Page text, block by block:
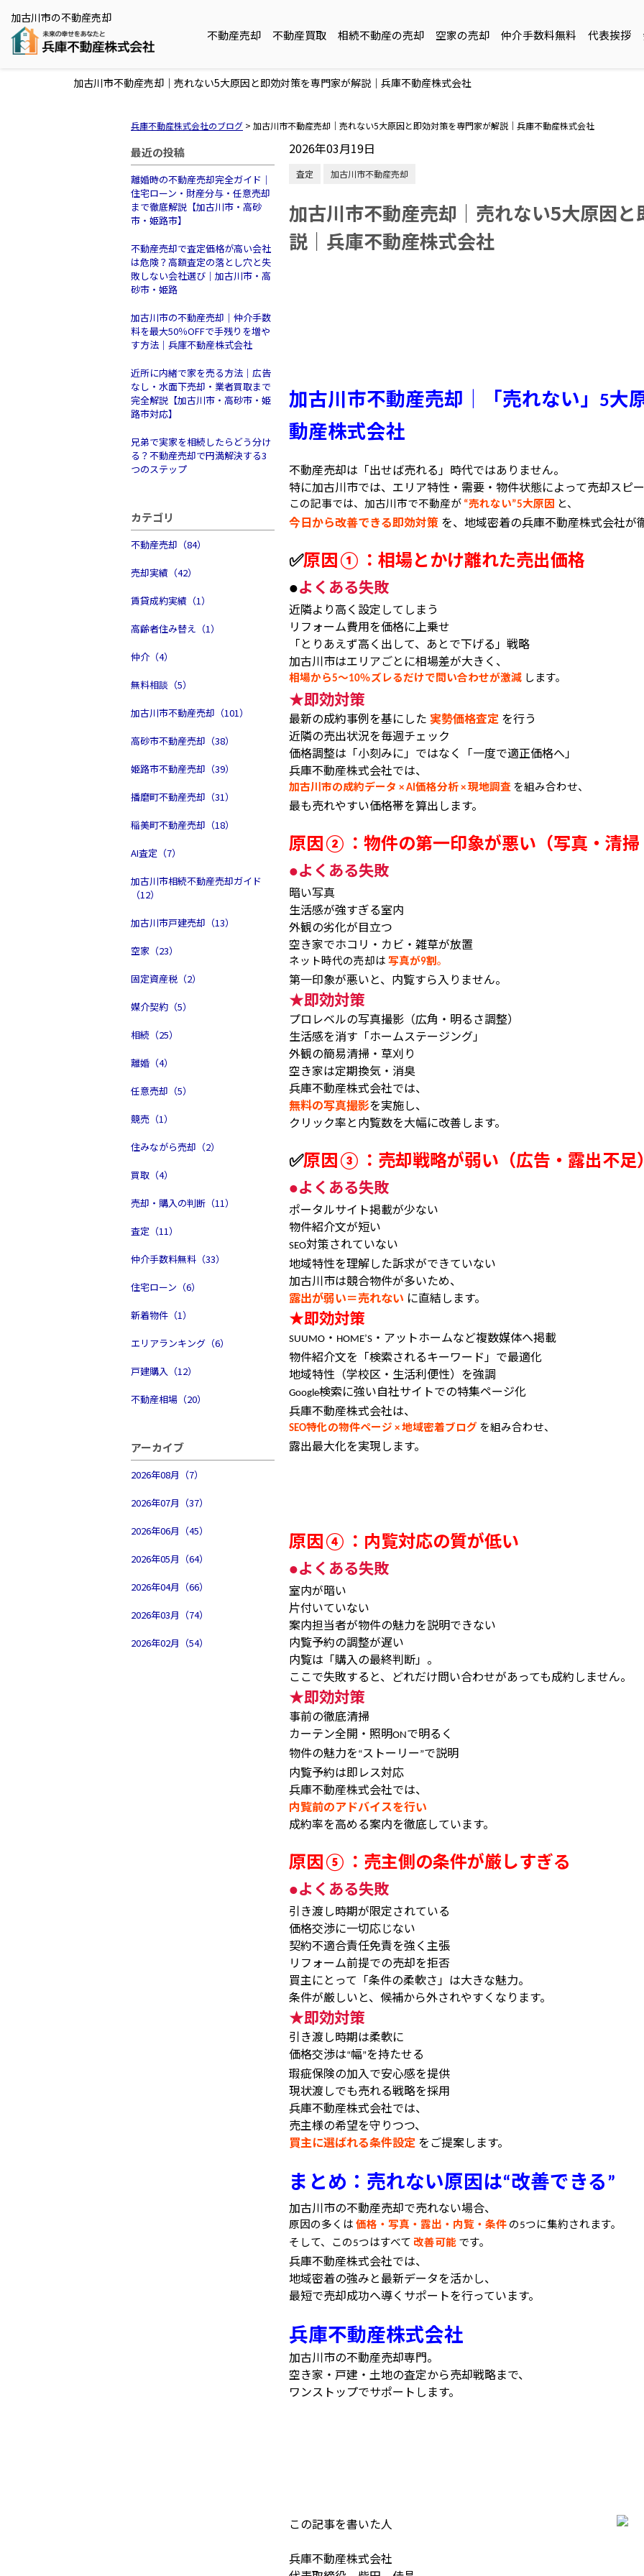
加古川市の不動産売却
不動産売却 不動産買取 相続不動産の売却 空家の売却 仲介手数料無料 代表挨拶
加古川市不動産売却｜売れない5大原因と即効対策を専門家が解説｜兵庫不動産株式会社
兵庫不動産株式会社のブログ > 加古川市不動産売却｜売れない5大原因と即効対策を専門家が解説｜兵庫不動産株式会社
最近の投稿
離婚時の不動産売却完全ガイド｜
住宅ローン・財産分与・任意売却
まで徹底解説【加古川市・高砂
市・姫路市】
不動産売却で査定価格が高い会社
は危険？高額査定の落とし穴と失
敗しない会社選び｜加古川市・高
砂市・姫路
加古川市の不動産売却｜仲介手数
料を最大50％OFFで手残りを増や
す方法｜兵庫不動産株式会社
近所に内緒で家を売る方法｜広告
なし・水面下売却・業者買取まで
完全解説【加古川市・高砂市・姫
路市対応】
兄弟で実家を相続したらどう分け
る？不動産売却で円満解決する3
つのステップ
カテゴリ
不動産売却（84）
売却実績（42）
賃貸成約実績（1）
高齢者住み替え（1）
仲介（4）
無料相談（5）
加古川市不動産売却（101）
高砂市不動産売却（38）
姫路市不動産売却（39）
播磨町不動産売却（31）
稲美町不動産売却（18）
AI査定（7）
加古川市相続不動産売却ガイド
（12）
加古川市戸建売却（13）
空家（23）
固定資産税（2）
媒介契約（5）
相続（25）
離婚（4）
任意売却（5）
競売（1）
住みながら売却（2）
買取（4）
売却・購入の判断（11）
査定（11）
仲介手数料無料（33）
住宅ローン（6）
新着物件（1）
エリアランキング（6）
戸建購入（12）
不動産相場（20）
アーカイブ
2026年08月（7）
2026年07月（37）
2026年06月（45）
2026年05月（64）
2026年04月（66）
2026年03月（74）
2026年02月（54）
2026年03月19日
査定 加古川市不動産売却
加古川市不動産売却｜売れない5大原因
説｜兵庫不動産株式会社
加古川市不動産売却｜「売れない」 5大
動産株式会社
不動産売却は「出せば売れる」時代ではありません。
特に加古川市では、エリア特性・需要・物件状態によって売却スピ
この記事では、加古川市で不動産が “売れない”5大原因 と、
今日から改善できる即効対策 を、地域密着の兵庫不動産株式会社が
✅原因 ① ：相場とかけ離れた売出価格
●よくある失敗
近隣より高く設定してしまう
リフォーム費用を価格に上乗せ
「とりあえず高く出して、あとで下げる」戦略
加古川市はエリアごとに相場差が大きく、
相場から5〜10％ズレるだけで問い合わせが激減 します。
★即効対策
最新の成約事例を基にした 実勢価格査定 を行う
近隣の売出状況を毎週チェック
価格調整は「小刻みに」ではなく「一度で適正価格へ」
兵庫不動産株式会社では、
加古川市の成約データ × AI価格分析 × 現地調査を組み合わせ、
最も売れやすい価格帯を算出します。
原因 ② ：物件の第一印象が悪い（写真・清
●よくある失敗
暗い写真
生活感が強すぎる室内
外観の劣化が目立つ
空き家でホコリ・カビ・雑草が放置
ネット時代の売却は写真が9割。
第一印象が悪いと、内覧すら入りません。
★即効対策
プロレベルの写真撮影（広角・明るさ調整）
生活感を消す「ホームステージング」
外観の簡易清掃・草刈り
空き家は定期換気・消臭
兵庫不動産株式会社では、
無料の写真撮影を実施し、
クリック率と内覧数を大幅に改善します。
✅原因 ③ ：売却戦略が弱い（広告・露出不足
●よくある失敗
ポータルサイト掲載が少ない
物件紹介文が短い
SEO対策されていない
地域特性を理解した訴求ができていない
加古川市は競合物件が多いため、
露出が弱い＝売れない に直結します。
★即効対策
SUUMO ・ HOME’S ・アットホームなど複数媒体へ掲載
物件紹介文を「検索されるキーワード」で最適化
地域特性（学校区・生活利便性）を強調
Google検索に強い自社サイトでの特集ページ化
兵庫不動産株式会社は、
SEO特化の物件ページ × 地域密着ブログを組み合わせ、
露出最大化を実現します。
原因 ④ ：内覧対応の質が低い
●よくある失敗
室内が暗い
片付いていない
案内担当者が物件の魅力を説明できない
内覧予約の調整が遅い
内覧は「購入の最終判断」。
ここで失敗すると、どれだけ問い合わせがあっても成約しません。
★即効対策
事前の徹底清掃
カーテン全開・照明ONで明るく
物件の魅力を “ストーリー ”で説明
内覧予約は即レス対応
兵庫不動産株式会社では、
内覧前のアドバイスを行い
成約率を高める案内を徹底しています。
原因 ⑤ ：売主側の条件が厳しすぎる
●よくある失敗
引き渡し時期が限定されている
価格交渉に一切応じない
契約不適合責任免責を強く主張
リフォーム前提での売却を拒否
買主にとって「条件の柔軟さ」は大きな魅力。
条件が厳しいと、候補から外されやすくなります。
★即効対策
引き渡し時期は柔軟に
価格交渉は“幅”を持たせる
瑕疵保険の加入で安心感を提供
現状渡しでも売れる戦略を採用
兵庫不動産株式会社では、
売主様の希望を守りつつ、
買主に選ばれる条件設定 をご提案します。
まとめ：売れない原因は“改善できる”
加古川市の不動産売却で売れない場合、
原因の多くは価格・写真・露出・内覧・条件の 5つに集約されます。
そして、この 5つはすべて 改善可能です。
兵庫不動産株式会社では、
地域密着の強みと最新データを活かし、
最短で売却成功へ導くサポートを行っています。
兵庫不動産株式会社
加古川市の不動産売却専門。
空き家・戸建・土地の査定から売却戦略まで、
ワンストップでサポートします。
この記事を書いた人
兵庫不動産株式会社